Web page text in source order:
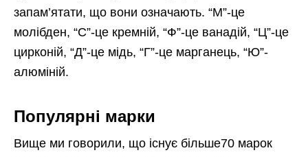
запам’ятати, що вони означають. “М”-це
молібден, “С”-це кремній, “Ф”-це ванадій, “Ц”-це
цирконій, “Д”-це мідь, “Г”-це марганець, “Ю”-
алюміній.
Популярні марки
Вище ми говорили, що існує більше70 марок